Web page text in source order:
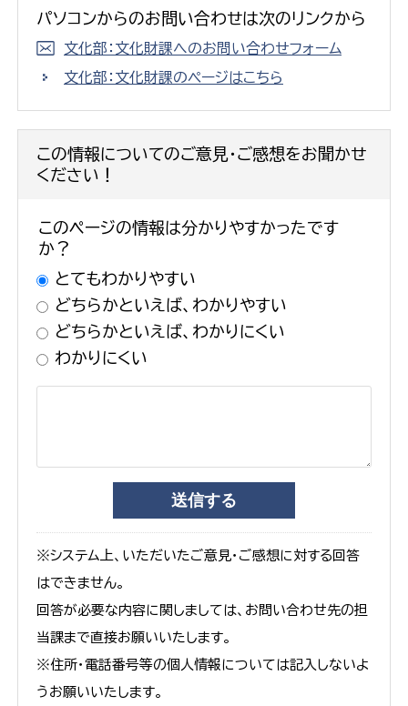
パソコンからのお問い合わせは次のリンクから
文化部：文化財課へのお問い合わせフォーム
文化部：文化財課のページはこちら
この情報についてのご意見・ご感想をお聞かせ
ください！
このページの情報は分かりやすかったです
か？
とてもわかりやすい
どちらかといえば、わかりやすい
どちらかといえば、わかりにくい
わかりにくい
※システム上、いただいたご意見・ご感想に対する回答
はできません。
回答が必要な内容に関しましては、お問い合わせ先の担
当課まで直接お願いいたします。
※住所・電話番号等の個人情報については記入しないよ
うお願いいたします。